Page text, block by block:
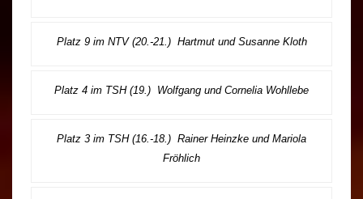
Platz 9 im NTV (20.-21.) Hartmut und Susanne Kloth
Platz 4 im TSH (19.) Wolfgang und Cornelia Wohllebe
Platz 3 im TSH (16.-18.) Rainer Heinzke und Mariola
Fröhlich